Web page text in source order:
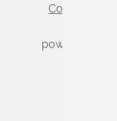
Cookie-
powered by